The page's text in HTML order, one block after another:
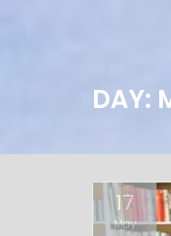
DAY:
17
May